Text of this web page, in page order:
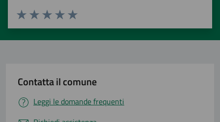
Valuta 5 stelle su 5
Valuta 4 stelle su 5
Valuta 3 stelle su 5
Valuta 2 stelle su 5
Valuta 1 stelle su 5
Contatta il comune
Leggi le domande frequenti